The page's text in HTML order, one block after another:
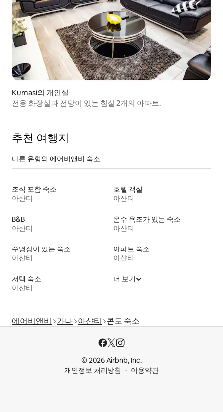
Kumasi의 개인실
전용 화장실과 전망이 있는 침실 2개의 아파트.
추천 여행지
다른 유형의 에어비앤비 숙소
조식 포함 숙소
아샨티
호텔 객실
아샨티
B&B
아샨티
온수 욕조가 있는 숙소
아샨티
수영장이 있는 숙소
아샨티
아파트 숙소
아샨티
저택 숙소
아샨티
더 보기
에어비앤비 가나 아샨티 콘도 숙소
© 2026 Airbnb, Inc.
개인정보 처리방침
이용약관